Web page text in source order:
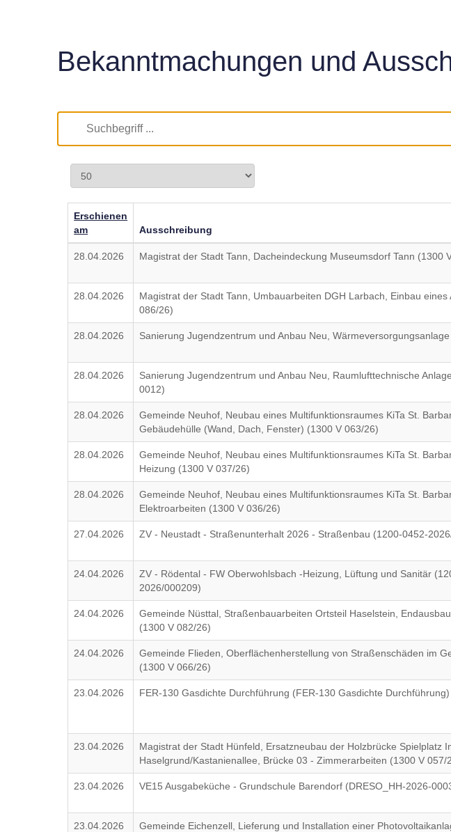
Bekanntmachungen und
Erschienen
am
Ausschreibung
28.04.2026 Magistrat der Stadt Tann, Dacheindeckung Museumsdorf Tann (1300
28.04.2026
Magistrat der Stadt Tann, Umbauarbeiten DGH Larbach, Einbau eines
086/26)
28.04.2026 Sanierung Jugendzentrum und Anbau Neu,
28.04.2026
Sanierung Jugendzentrum und Anbau Neu, Raumlufttechnische
0012)
28.04.2026
Gemeinde Neuhof, Neubau eines Multifunktionsraumes KiTa St.
Gebäudehülle (Wand, Dach, Fenster) (1300 V 063/26)
28.04.2026
Gemeinde Neuhof, Neubau eines Multifunktionsraumes KiTa St.
Heizung (1300 V 037/26)
28.04.2026
Gemeinde Neuhof, Neubau eines Multifunktionsraumes KiTa St.
Elektroarbeiten (1300 V 036/26)
27.04.2026 ZV - Neustadt - Straßenunterhalt 2026 - Straßenbau (1200-0452-
24.04.2026
ZV - Rödental - FW Oberwohlsbach -Heizung, Lüftung und Sanitär
2026/000209)
24.04.2026
Gemeinde Nüsttal, Straßenbauarbeiten Ortsteil Haselstein,
(1300 V 082/26)
24.04.2026
Gemeinde Flieden, Oberflächenherstellung von Straßenschäden im
(1300 V 066/26)
23.04.2026 FER-130 Gasdichte Durchführung (FER-130 Gasdichte Durchführung)
23.04.2026
Magistrat der Stadt Hünfeld, Ersatzneubau der Holzbrücke Spielplatz
Haselgrund/Kastanienallee, Brücke 03 - Zimmerarbeiten (1300 V 057/
23.04.2026 VE15 Ausgabeküche - Grundschule Barendorf (DRESO_HH-2026-
23.04.2026
Gemeinde Eichenzell, Lieferung und Installation einer